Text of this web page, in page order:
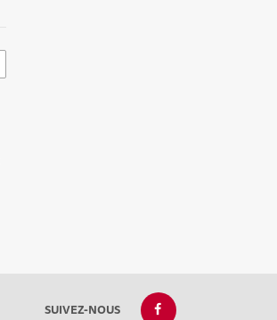
SUIVEZ-NOUS